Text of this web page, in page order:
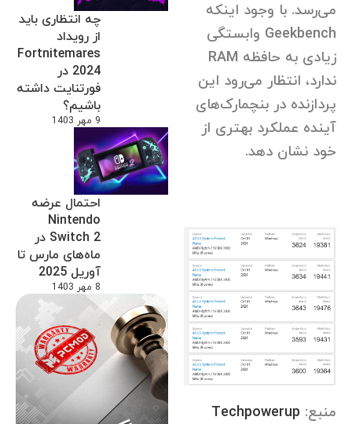
چه انتظاری باید
از رویداد
Fortnitemares
2024 در
فورتنایت داشته
باشیم؟
9 مهر 1403
احتمال عرضه
Nintendo
Switch 2 در
ماه‌های مارس تا
آوریل 2025
8 مهر 1403
می‌رسد. با وجود اینکه
Geekbench وابستگی
زیادی به حافظه RAM
ندارد، انتظار می‌رود این
پردازنده در بنچمارک‌های
آینده عملکرد بهتری از
خود نشان دهد.
منبع: Techpowerup